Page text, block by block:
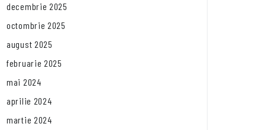
decembrie 2025
octombrie 2025
august 2025
februarie 2025
mai 2024
aprilie 2024
martie 2024